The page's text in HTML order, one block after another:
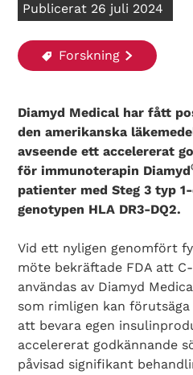
Publicerat 26 juli 2024
Forskning
Diamyd Medical har fått
den amerikanska
avseende ett accelererat
för immunoterapin Diamyd
patienter med Steg 3 typ
genotypen HLA DR3-DQ2.
Vid ett nyligen genomfört
möte bekräftade FDA att
användas av Diamyd
som rimligen kan
att bevara egen
accelererat godkännande
påvisad signifikant